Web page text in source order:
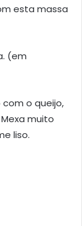
esta massa
(em
o queijo,
muito
liso.